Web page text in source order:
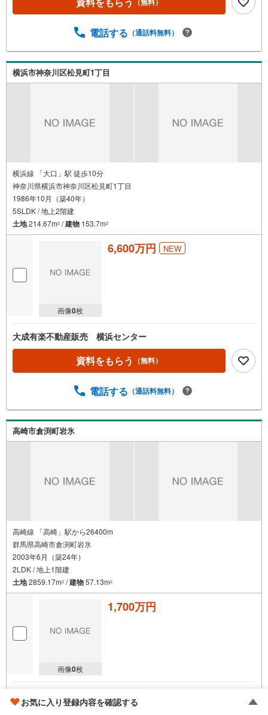
電話する （通話料無料）
横浜市神奈川区松見町1丁目
横浜線 「大口」駅 徒歩10分
神奈川県横浜市神奈川区松見町1丁目
1986年10月（築40年）
5SLDK / 地上2階建
土地214.67m2 /建物 153.7m2
画像0枚
6,600万円 NEW
大成有楽不動産販売 横浜センター
資料をもらう （無料）
電話する （通話料無料）
高崎市倉渕町岩氷
高崎線 「高崎」駅から26400m
群馬県高崎市倉渕町岩氷
2003年6月（築24年）
2LDK / 地上1階建
土地2859.17m2 /建物57.13m2
画像0枚
1,700万円
お気に入り登録内容を確認する